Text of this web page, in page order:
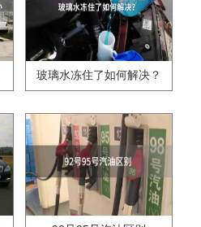
玻璃水冻住了如何解决？